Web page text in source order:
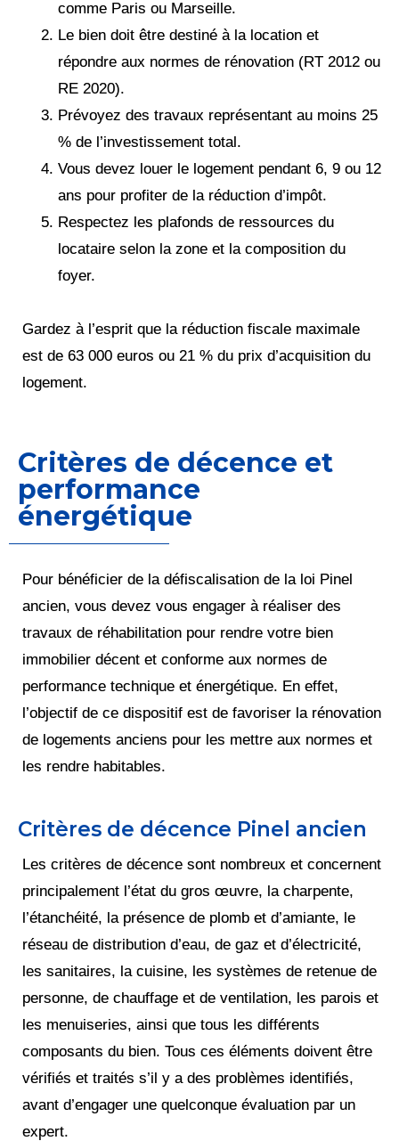
comme Paris ou Marseille.
Le bien doit être destiné à la location et
répondre aux normes de rénovation (RT 2012 ou
RE 2020).
Prévoyez des travaux représentant au moins 25
% de l’investissement total.
Vous devez louer le logement pendant 6, 9 ou 12
ans pour profiter de la réduction d’impôt.
Respectez les plafonds de ressources du
locataire selon la zone et la composition du
foyer.
Gardez à l’esprit que la réduction fiscale maximale
est de 63 000 euros ou 21 % du prix d’acquisition du
logement.
Critères de décence et
performance
énergétique
Pour bénéficier de la défiscalisation de la loi Pinel
ancien, vous devez vous engager à réaliser des
travaux de réhabilitation pour rendre votre bien
immobilier décent et conforme aux normes de
performance technique et énergétique. En effet,
l’objectif de ce dispositif est de favoriser la rénovation
de logements anciens pour les mettre aux normes et
les rendre habitables.
Critères de décence Pinel ancien
Les critères de décence sont nombreux et concernent
principalement l’état du gros œuvre, la charpente,
l’étanchéité, la présence de plomb et d’amiante, le
réseau de distribution d’eau, de gaz et d’électricité,
les sanitaires, la cuisine, les systèmes de retenue de
personne, de chauffage et de ventilation, les parois et
les menuiseries, ainsi que tous les différents
composants du bien. Tous ces éléments doivent être
vérifiés et traités s’il y a des problèmes identifiés,
avant d’engager une quelconque évaluation par un
expert.